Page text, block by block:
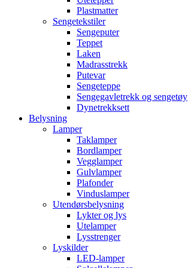
Plastmatter
Sengetekstiler
Sengeputer
Teppet
Laken
Madrasstrekk
Putevar
Sengeteppe
Sengegavletrekk og sengetøy
Dynetrekksett
Belysning
Lamper
Taklamper
Bordlamper
Vegglamper
Gulvlamper
Plafonder
Vinduslamper
Utendørsbelysning
Lykter og lys
Utelamper
Lysstrenger
Lyskilder
LED-lamper